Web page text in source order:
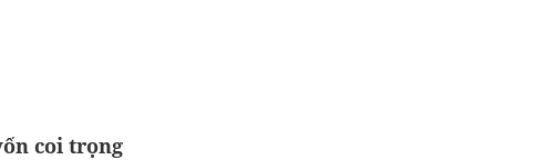
coi trọng